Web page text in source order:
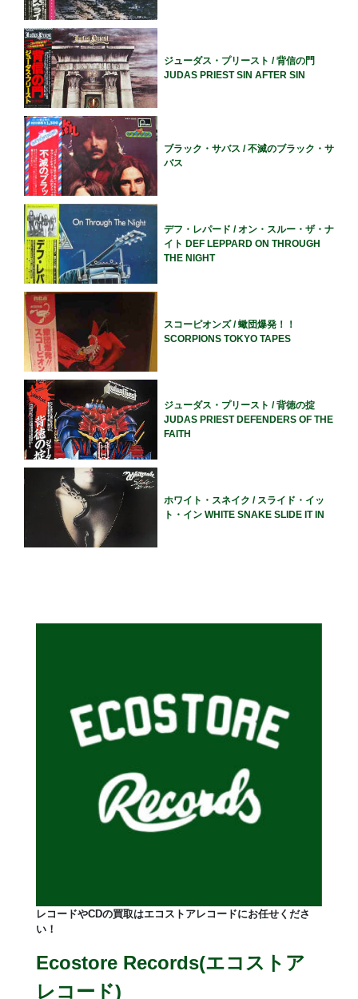
ジューダス・プリースト / 背信の門
JUDAS PRIEST SIN AFTER SIN
ブラック・サバス / 不滅のブラック・サ
バス
デフ・レパード / オン・スルー・ザ・ナ
イト DEF LEPPARD ON THROUGH
THE NIGHT
スコーピオンズ / 蠍団爆発！！
SCORPIONS TOKYO TAPES
ジューダス・プリースト / 背徳の掟
JUDAS PRIEST DEFENDERS OF THE
FAITH
ホワイト・スネイク / スライド・イッ
ト・イン WHITE SNAKE SLIDE IT IN
レコードやCDの買取はエコストアレコードにお任せくださ
い！
Ecostore Records(エコストア
レコード)